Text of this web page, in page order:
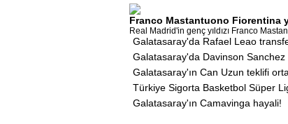
Franco Mastantuono Fiorentina
Real Madrid'in genç yıldızı Franco
Galatasaray'da Rafael Leao
Galatasaray'da Davinson Sanchez
Galatasaray'ın Can Uzun teklifi
Türkiye Sigorta Basketbol Süper
Galatasaray'ın Camavinga hayali!